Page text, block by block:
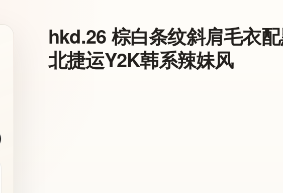
hkd.26 棕白条纹斜肩毛衣
北捷运Y2K韩系辣妹风